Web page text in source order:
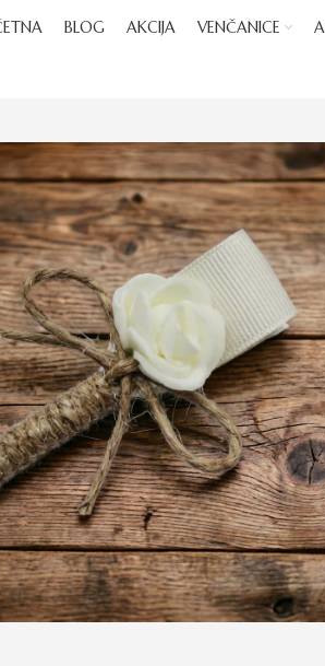
BLOG AKCIJA VENČANICE
enlarge